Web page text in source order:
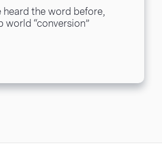
heard the word before,
world “conversion”